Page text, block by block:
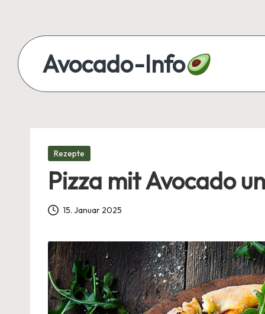
content
Avocado-Info
Rezepte,
Tipps
und
Wissen
einen
Blick!
Posted
Rezepte
Pizza mit Avocado
15. Januar 2025